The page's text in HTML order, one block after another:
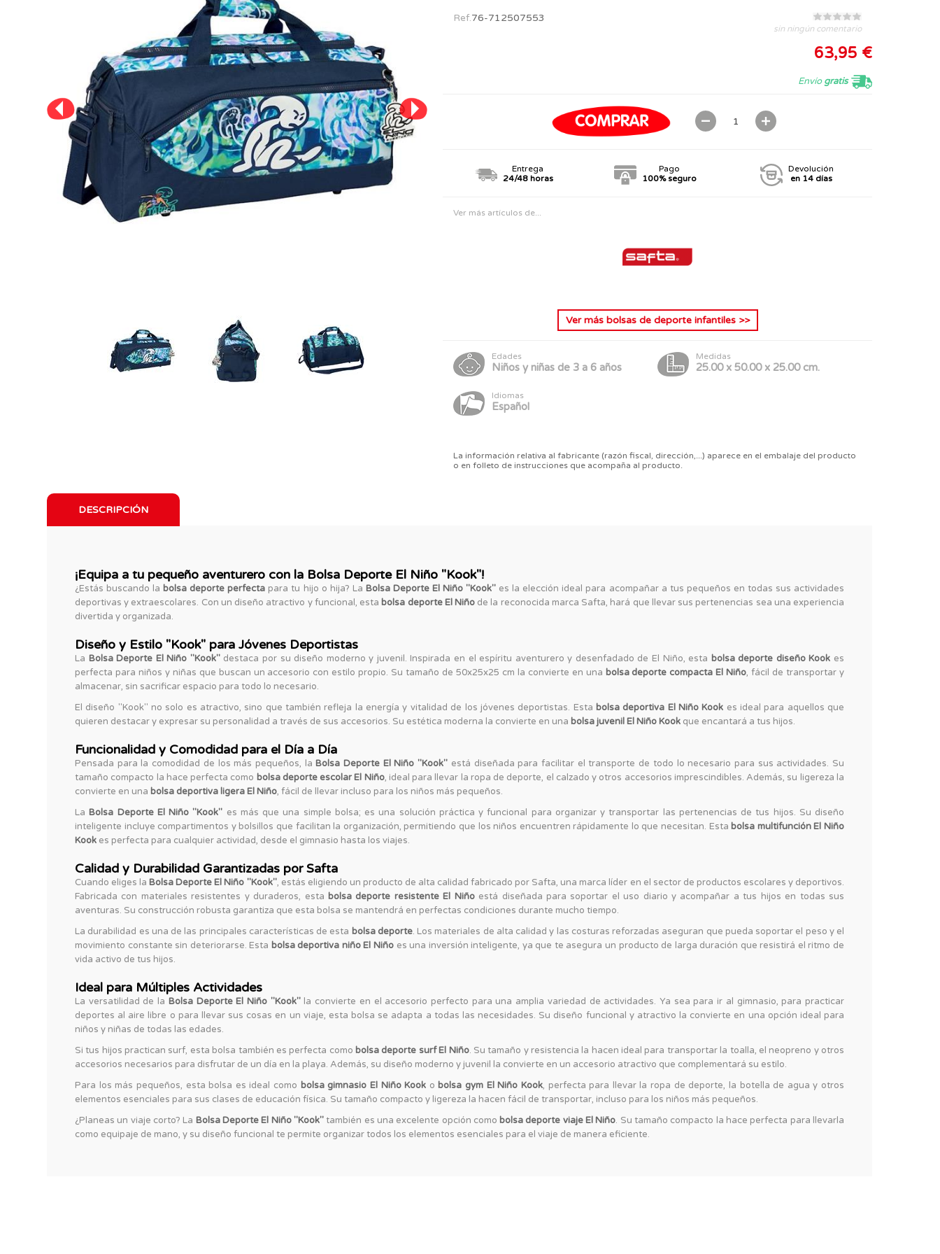
TODOS LOS JUGUETES
Ref.76-712507553
sin ningún comentario
63,95 €
Envíogratis
Entrega
24/48 horas
Pago
100% seguro
Devolución
en 14 días
Ver más artículos de...
Ver más bolsas de deporte infantiles>>
Edades
Niños y niñas de 3 a 6 años
Medidas
25.00 x 50.00 x 25.00 cm.
Idiomas
Español
La información relativa al fabricante (razón fiscal, dirección,...) aparece en el embalaje del producto
o en folleto de instrucciones que acompaña al producto.
DESCRIPCIÓN
¡Equipa a tu pequeño aventurero con la Bolsa Deporte El Niño "Kook"!
¿Estás buscando labolsa deporte perfecta para tu hijo o hija? La Bolsa Deporte El Niño "Kook" es la elección ideal para acompañar a tus pequeños en todas sus actividades
deportivas y extraescolares. Con un diseño atractivo y funcional, estabolsa deporte El Niño de la reconocida marca Safta, hará que llevar sus pertenencias sea una experiencia
divertida y organizada.
Diseño y Estilo "Kook" para Jóvenes Deportistas
La Bolsa Deporte El Niño "Kook"destaca por su diseño moderno y juvenil. Inspirada en el espíritu aventurero y desenfadado de El Niño, esta bolsa deporte diseño Kook es
perfecta para niños y niñas que buscan un accesorio con estilo propio. Su tamaño de 50x25x25 cm la convierte en una bolsa deporte compacta El Niño, fácil de transportar y
almacenar, sin sacrificar espacio para todo lo necesario.
El diseño "Kook" no solo es atractivo, sino que también refleja la energía y vitalidad de los jóvenes deportistas. Esta bolsa deportiva El Niño Kook es ideal para aquellos que
quieren destacar y expresar su personalidad a través de sus accesorios. Su estética moderna la convierte en una bolsa juvenil El Niño Kook que encantará a tus hijos.
Funcionalidad y Comodidad para el Día a Día
Pensada para la comodidad de los más pequeños, laBolsa Deporte El Niño "Kook" está diseñada para facilitar el transporte de todo lo necesario para sus actividades. Su
tamaño compacto la hace perfecta como bolsa deporte escolar El Niño, ideal para llevar la ropa de deporte, el calzado y otros accesorios imprescindibles. Además, su ligereza la
convierte en una bolsa deportiva ligera El Niño, fácil de llevar incluso para los niños más pequeños.
LaBolsa Deporte El Niño "Kook" es más que una simple bolsa; es una solución práctica y funcional para organizar y transportar las pertenencias de tus hijos. Su diseño
inteligente incluye compartimentos y bolsillos que facilitan la organización, permitiendo que los niños encuentren rápidamente lo que necesitan. Estabolsa multifunción El Niño
Kook es perfecta para cualquier actividad, desde el gimnasio hasta los viajes.
Calidad y Durabilidad Garantizadas por Safta
Cuando eliges laBolsa Deporte El Niño "Kook", estás eligiendo un producto de alta calidad fabricado por Safta, una marca líder en el sector de productos escolares y deportivos.
Fabricada con materiales resistentes y duraderos, esta bolsa deporte resistente El Niñoestá diseñada para soportar el uso diario y acompañar a tus hijos en todas sus
aventuras. Su construcción robusta garantiza que esta bolsa se mantendrá en perfectas condiciones durante mucho tiempo.
La durabilidad es una de las principales características de esta bolsa deporte. Los materiales de alta calidad y las costuras reforzadas aseguran que pueda soportar el peso y el
movimiento constante sin deteriorarse. Esta bolsa deportiva niño El Niño es una inversión inteligente, ya que te asegura un producto de larga duración que resistirá el ritmo de
vida activo de tus hijos.
Ideal para Múltiples Actividades
La versatilidad de la Bolsa Deporte El Niño "Kook"la convierte en el accesorio perfecto para una amplia variedad de actividades. Ya sea para ir al gimnasio, para practicar
deportes al aire libre o para llevar sus cosas en un viaje, esta bolsa se adapta a todas las necesidades. Su diseño funcional y atractivo la convierte en una opción ideal para
niños y niñas de todas las edades.
Si tus hijos practican surf, esta bolsa también es perfecta comobolsa deporte surf El Niño. Su tamaño y resistencia la hacen ideal para transportar la toalla, el neopreno y otros
accesorios necesarios para disfrutar de un día en la playa. Además, su diseño moderno y juvenil la convierte en un accesorio atractivo que complementará su estilo.
Para los más pequeños, esta bolsa es ideal como bolsa gimnasio El Niño Kook obolsa gym El Niño Kook, perfecta para llevar la ropa de deporte, la botella de agua y otros
elementos esenciales para sus clases de educación física. Su tamaño compacto y ligereza la hacen fácil de transportar, incluso para los niños más pequeños.
¿Planeas un viaje corto? La Bolsa Deporte El Niño "Kook"también es una excelente opción comobolsa deporte viaje El Niño. Su tamaño compacto la hace perfecta para llevarla
como equipaje de mano, y su diseño funcional te permite organizar todos los elementos esenciales para el viaje de manera eficiente.